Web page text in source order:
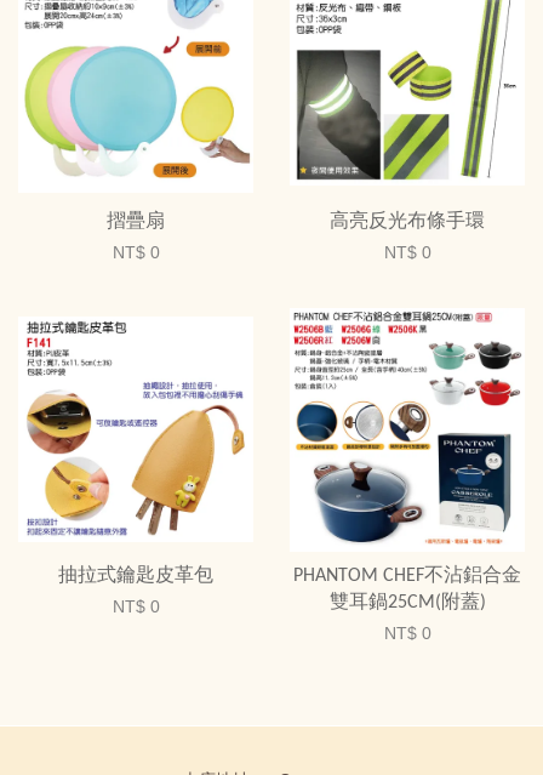
摺疊扇
NT$ 0
高亮反光布條手環
NT$ 0
抽拉式鑰匙皮革包
NT$ 0
PHANTOM CHEF不沾鋁合金
雙耳鍋25CM(附蓋)
NT$ 0